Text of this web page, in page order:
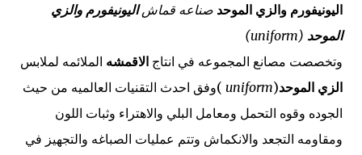
اليونيفورم والزي الموحد صناعه قماشاليونيفورم والزي
الموحد (uniform)
وتخصصت مصانع المجموعه في انتاج الاقمشه الملائمه لملابس
الزي الموحد(
uniform
)وفق احدث التقنيات العالميه من حيث
الجوده وقوه التحمل ومعامل البلي والاهتراء وثبات اللون
ومقاومه التجعد والانكماش وتتم عمليات الصباغه والتجهيز في